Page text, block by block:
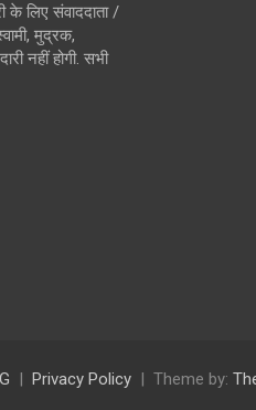
के लिए संवाददाता /
मुद्रक,
नहीं होगी. सभी
Privacy Policy Theme by: